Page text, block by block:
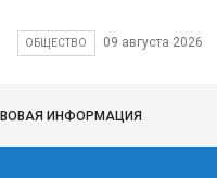
ОБЩЕСТВО 09 августа 2026
ИНФОРМАЦИЯ